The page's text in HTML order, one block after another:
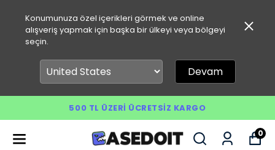
Konumunuza özel içerikleri görmek ve online
alışveriş yapmak için başka bir ülkeyi veya bölgeyi
seçin.
Devam
500 TL ÜZERI ÜCRETSIZ KARGO
0